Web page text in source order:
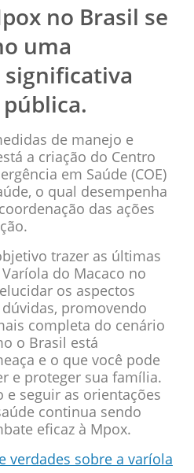
no Brasil se
uma
significativa
de manejo e
a criação do Centro
em Saúde (COE)
o qual desempenha
das ações
trazer as últimas
do Macaco no
os aspectos
promovendo
completa do cenário
o Brasil está
e o que você pode
e proteger sua família.
seguir as orientações
continua sendo
eficaz à Mpox.
verdades sobre a varíola